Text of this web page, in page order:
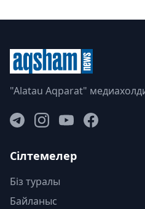
"Alatau Aqparat"
Сілтемелер
Біз туралы
Байланыс